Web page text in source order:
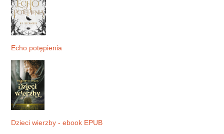
Echo potępienia
Dzieci wierzby - ebook EPUB